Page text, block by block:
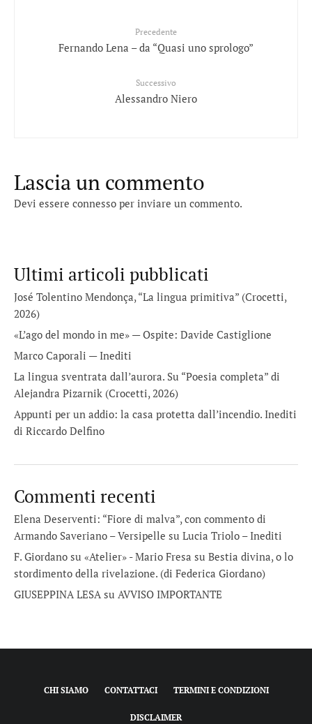
Precedente
Fernando Lena – da “Quasi uno sprologo”
Successivo
Alessandro Niero
Lascia un commento
Devi essere connesso per inviare un commento.
Ultimi articoli pubblicati
José Tolentino Mendonça, “La lingua primitiva” (Crocetti,
2026)
«L’ago del mondo in me» — Ospite: Davide Castiglione
Marco Caporali — Inediti
La lingua sventrata dall’aurora. Su “Poesia completa” di
Alejandra Pizarnik (Crocetti, 2026)
Appunti per un addio: la casa protetta dall’incendio. Inediti
di Riccardo Delfino
Commenti recenti
Elena Deserventi: “Fiore di malva”, con commento di
Armando Saveriano – Versipelle su Lucia Triolo – Inediti
F. Giordano su «Atelier» - Mario Fresa su Bestia divina, o lo
stordimento della rivelazione. (di Federica Giordano)
GIUSEPPINA LESA su AVVISO IMPORTANTE
CHI SIAMO CONTATTACI TERMINI E CONDIZIONI
DISCLAIMER